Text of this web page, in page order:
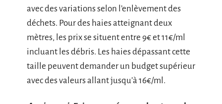
avec des variations selon l’enlèvement des
déchets. Pour des haies atteignant deux
mètres, les prix se situent entre 9€ et 11€/ml
incluant les débris. Les haies dépassant cette
taille peuvent demander un budget supérieur
avec des valeurs allant jusqu’à 16€/ml.